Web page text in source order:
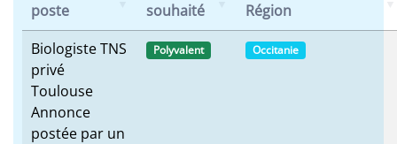
poste
souhaité
Région
Biologiste TNS
privé
Toulouse
Annonce
postée par un
Polyvalent Occitanie